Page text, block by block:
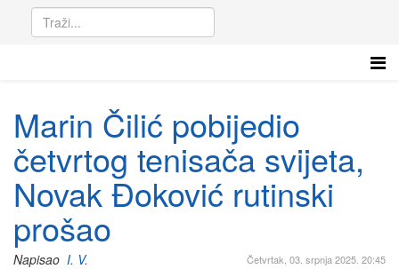
Marin Čilić pobijedio
četvrtog tenisača svijeta,
Novak Đoković rutinski
prošao
Četvrtak, 03. srpnja 2025. 20:45
Napisao I. V.